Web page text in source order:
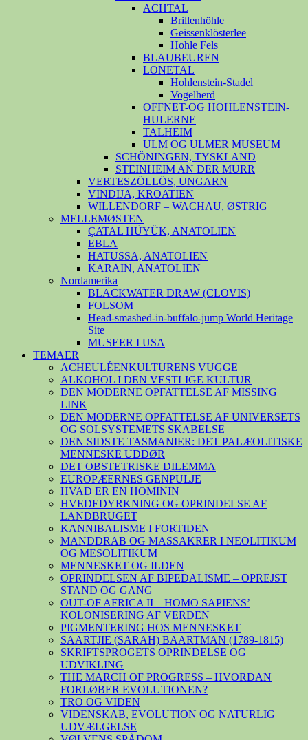
ACHTAL
Brillenhöhle
Geissenklösterlee
Hohle Fels
BLAUBEUREN
LONETAL
Hohlenstein-Stadel
Vogelherd
OFFNET-OG HOHLENSTEIN-
HULERNE
TALHEIM
ULM OG ULMER MUSEUM
SCHÖNINGEN, TYSKLAND
STEINHEIM AN DER MURR
VERTESZÖLLÖS, UNGARN
VINDIJA, KROATIEN
WILLENDORF – WACHAU, ØSTRIG
MELLEMØSTEN
ÇATAL HÜYÜK, ANATOLIEN
EBLA
HATUSSA, ANATOLIEN
KARAIN, ANATOLIEN
Nordamerika
BLACKWATER DRAW (CLOVIS)
FOLSOM
Head-smashed-in-buffalo-jump World Heritage
Site
MUSEER I USA
TEMAER
ACHEULÉENKULTURENS VUGGE
ALKOHOL I DEN VESTLIGE KULTUR
DEN MODERNE OPFATTELSE AF MISSING
LINK
DEN MODERNE OPFATTELSE AF UNIVERSETS
OG SOLSYSTEMETS SKABELSE
DEN SIDSTE TASMANIER: DET PALÆOLITISKE
MENNESKE UDDØR
DET OBSTETRISKE DILEMMA
EUROPÆERNES GENPULJE
HVAD ER EN HOMININ
HVEDEDYRKNING OG OPRINDELSE AF
LANDBRUGET
KANNIBALISME I FORTIDEN
MANDDRAB OG MASSAKRER I NEOLITIKUM
OG MESOLITIKUM
MENNESKET OG ILDEN
OPRINDELSEN AF BIPEDALISME – OPREJST
STAND OG GANG
OUT-OF AFRICA II – HOMO SAPIENS’
KOLONISERING AF VERDEN
PIGMENTERING HOS MENNESKET
SAARTJIE (SARAH) BAARTMAN (1789-1815)
SKRIFTSPROGETS OPRINDELSE OG
UDVIKLING
THE MARCH OF PROGRESS – HVORDAN
FORLØBER EVOLUTIONEN?
TRO OG VIDEN
VIDENSKAB, EVOLUTION OG NATURLIG
UDVÆLGELSE